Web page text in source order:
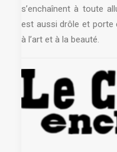
s’enchaînent à toute
est aussi drôle et porte
à l’art et à la beauté.